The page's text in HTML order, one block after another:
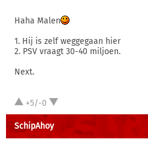
Haha Malen
1. Hij is zelf weggegaan hier
2. PSV vraagt 30-40 miljoen.
Next.
+5/-0
SchipAhoy